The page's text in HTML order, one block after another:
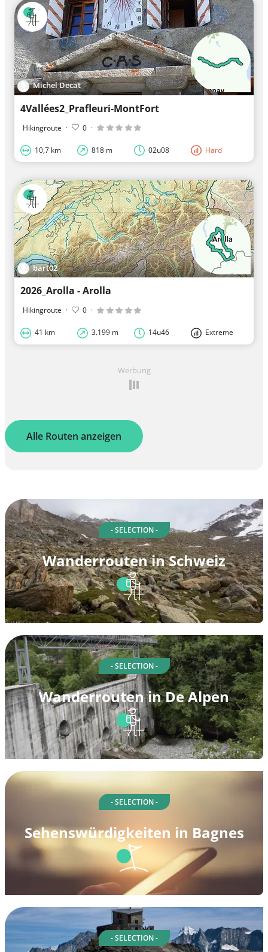
Michel Decat
4Vallées2_Prafleuri-MontFort
Hikingroute · 0 ·
10,7 km 818 m 02u08 Hard
bart02
2026_Arolla - Arolla
Hikingroute · 0 ·
41 km 3.199 m 14u46 Extreme
Werbung
Alle Routen anzeigen
- SELECTION -
Wanderrouten in Schweiz
- SELECTION -
Wanderrouten in De Alpen
- SELECTION -
Sehenswürdigkeiten in Bagnes
- SELECTION -